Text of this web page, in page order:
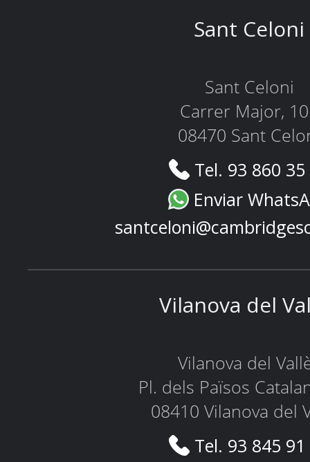
Sant Celoni
Sant Celoni
Carrer Major,
08470 Sant
Tel. 93 860
Enviar
Vilanova del
Vilanova del
Pl. dels Països
08410 Vilanova del
Tel. 93 845